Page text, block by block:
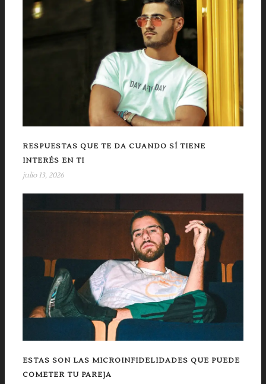
RESPUESTAS QUE TE DA CUANDO SÍ TIENE
INTERÉS EN TI
julio 13, 2026
ESTAS SON LAS MICROINFIDELIDADES QUE PUEDE
COMETER TU PAREJA